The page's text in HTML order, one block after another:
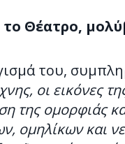
Θέατρο,
του,
οι εικόνες
της ομορφιάς
και